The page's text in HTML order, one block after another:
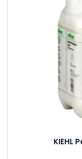
KIEHL